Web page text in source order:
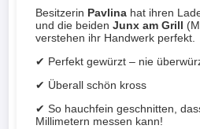
Besitzerin Pavlina hat ihren
und die beidenJunx am Grill
verstehen ihr Handwerk perfekt.
✔ Perfekt gewürzt – nie
✔ Überall schön kross
✔ So hauchfein geschnitten,
Millimetern messen kann!